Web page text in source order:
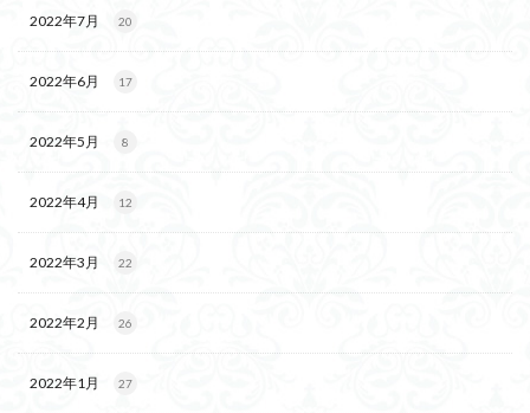
2022年7月 20
2022年6月 17
2022年5月 8
2022年4月 12
2022年3月 22
2022年2月 26
2022年1月 27